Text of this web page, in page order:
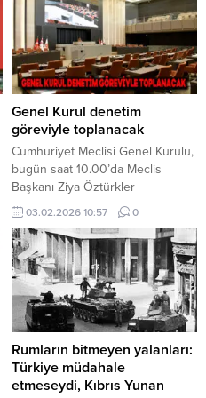
Genel Kurul denetim
göreviyle toplanacak
Cumhuriyet Meclisi Genel Kurulu,
bugün saat 10.00’da Meclis
Başkanı Ziya Öztürkler
başkanlığında denetim göreviyle
toplanacak. Toplantının
gündeminde milletvekillerinin
güncel konuşmaları yer alıyor.
03.02.2026 10:57 0
Rumların bitmeyen yalanları:
Türkiye müdahale
etmeseydi, Kıbrıs Yunan